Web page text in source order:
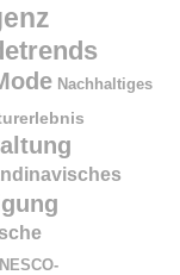
Nachhaltiges